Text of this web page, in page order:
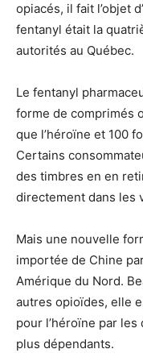
opiacés, il fait l’objet
fentanyl était la
autorités au Québec.
Le fentanyl
forme de comprimés
que l’héroïne et 100
Certains
des timbres en en
directement dans les
Mais une nouvelle
importée de Chine
Amérique du Nord.
autres opioïdes, elle
pour l’héroïne par
plus dépendants.